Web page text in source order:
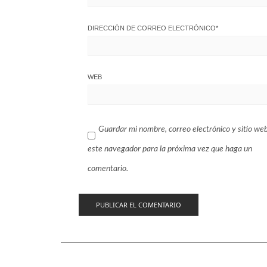
DIRECCIÓN DE CORREO ELECTRÓNICO*
WEB
Guardar mi nombre, correo electrónico y sitio
este navegador para la próxima vez que haga un
comentario.